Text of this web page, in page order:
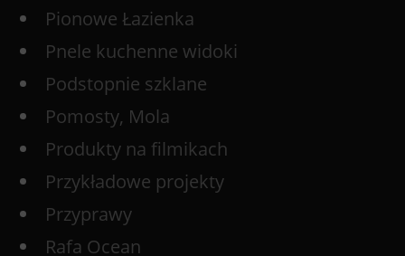
Pionowe Łazienka
Pnele kuchenne widoki
Podstopnie szklane
Pomosty, Mola
Produkty na filmikach
Przykładowe projekty
Przyprawy
Rafa Ocean